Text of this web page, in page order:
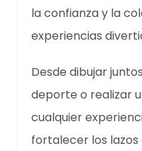
la confianza y la
experiencias
Desde dibujar
deporte o realizar
cualquier
fortalecer los